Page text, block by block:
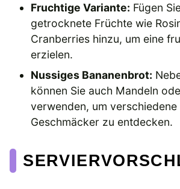
Fruchtige Variante: Fügen
getrocknete Früchte wie
Cranberries hinzu, um eine
erzielen.
Nussiges Bananenbrot:
können Sie auch Mandeln
verwenden, um verschiedene
Geschmäcker zu entdecken.